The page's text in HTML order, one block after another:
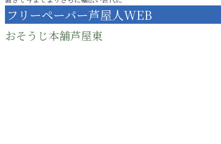
フリーペーパー芦屋人WEB
おそうじ本舗芦屋東